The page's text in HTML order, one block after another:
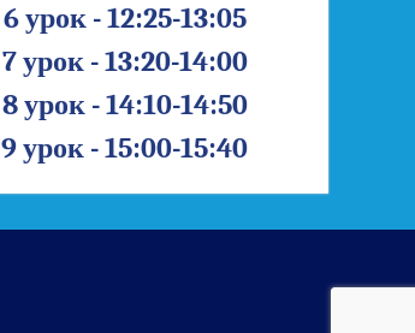
6 урок - 12:25-13:05
7 урок - 13:20-14:00
8 урок - 14:10-14:50
9 урок - 15:00-15:40